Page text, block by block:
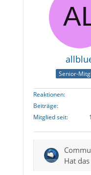
Senior-
Reaktionen
Beiträge
Mitglied seit
Hat